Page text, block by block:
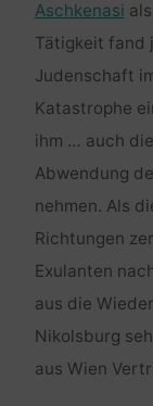
Aschkenasi
Tätigkeit fand
Judenschaft
Katastrophe
ihm … auch
Abwendung
nehmen. Als
Richtungen
Exulanten
aus die
Nikolsburg
aus Wien